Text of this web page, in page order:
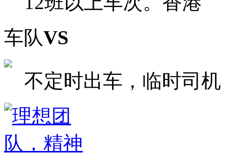
车队VS
不定时出车，临时司